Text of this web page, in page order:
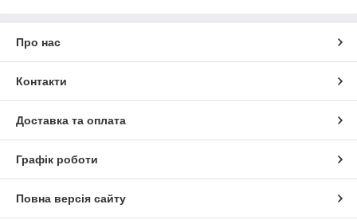
Про нас
Контакти
Доставка та оплата
Графік роботи
Повна версія сайту